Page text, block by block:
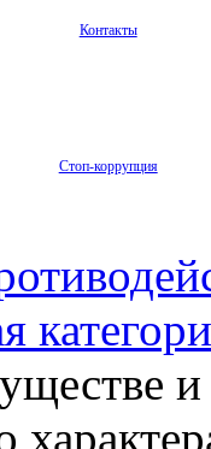
Контакты
Стоп-коррупция
и